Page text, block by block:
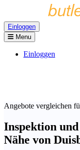
Einloggen
Menu
Einloggen
Angebote vergleichen
Inspektion
Nähe von